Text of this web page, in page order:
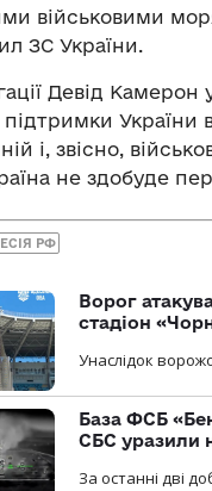
військовими
ЗС України.
Девід
підтримки України
і, звісно,
не здобуде
РФ
Ворог
стадіон
Унаслідок
База ФСБ
СБС уразили
За останні дві